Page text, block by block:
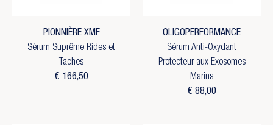
PIONNIÈRE XMF
Sérum Suprême Rides et
Taches
€ 166,50
OLIGOPERFORMANCE
Sérum Anti-Oxydant
Protecteur aux Exosomes
Marins
€ 88,00